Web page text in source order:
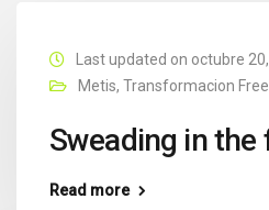
Last updated on octubre
Metis, Transformacion
Sweading in the
Read more